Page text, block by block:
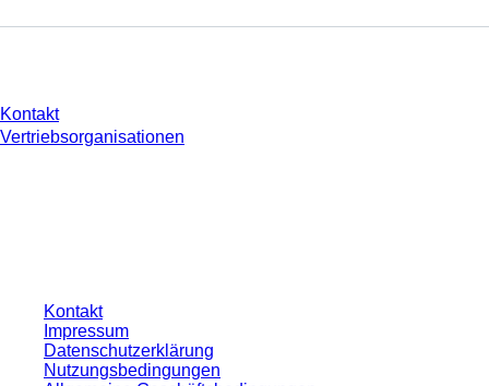
Kontakt
Vertriebsorganisationen
Kontakt
Impressum
Datenschutzerklärung
Nutzungsbedingungen